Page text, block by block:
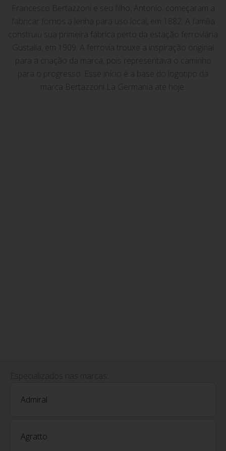
Francesco Bertazzoni e seu filho, Antonio, começaram a
fabricar fornos a lenha para uso local, em 1882. A família
construiu sua primeira fábrica perto da estação ferroviária
Gustalla, em 1909. A ferrovia trouxe a inspiração original
para a criação da marca, pois representava o caminho
para o progresso. Esse início é a base do logotipo da
marca Bertazzoni La Germania até hoje.
Admiral
Agratto